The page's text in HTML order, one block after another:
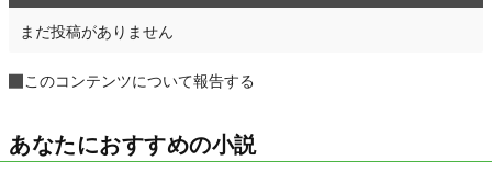
まだ投稿がありません
このコンテンツについて報告する
あなたにおすすめの小説